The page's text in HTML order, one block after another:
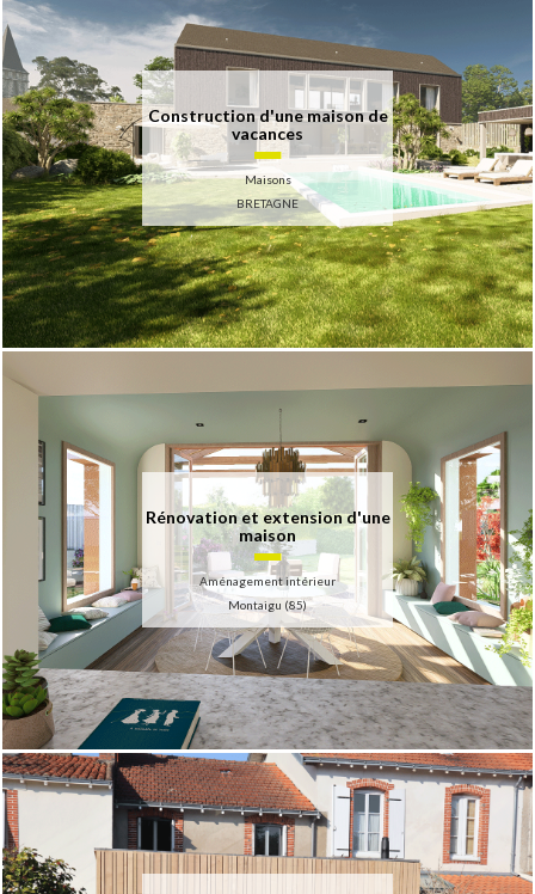
Construction d'une maison de
vacances
Maisons
BRETAGNE
Rénovation et extension d'une
maison
Aménagement intérieur
Montaigu (85)